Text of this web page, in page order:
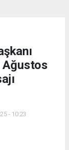
Ağustos
- 10:23